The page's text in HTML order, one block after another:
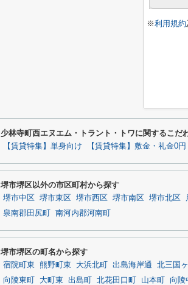
※利用規約
少林寺町西エヌエム・トラント・トワに関するこだ
【賃貸特集】単身向け 【賃貸特集】敷金・礼金0円
堺市堺区以外の市区町村から探す
堺市中区 堺市東区 堺市西区 堺市南区 堺市北区
泉南郡田尻町
南河内郡河南町
堺市堺区の町名から探す
宿院町東 熊野町東 大浜北町 出島海岸通 北三国ヶ
向陵東町
大町東 出島町 北花田口町 山本町 向陵